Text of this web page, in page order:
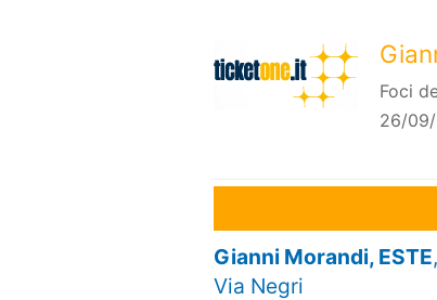
Foci
26/
Gianni Morandi, ESTE
Via Negri